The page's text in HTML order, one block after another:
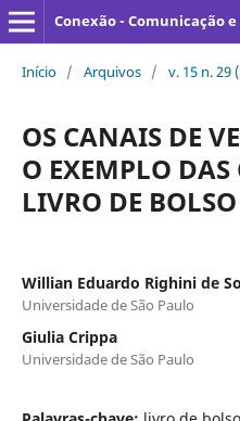
Conexão - Comunicação
Início / Arquivos / v. 15 n. 29
OS CANAIS DE
O EXEMPLO DAS
LIVRO DE BOLSO
Willian Eduardo Righini de
Universidade de São Paulo
Giulia Crippa
Universidade de São Paulo